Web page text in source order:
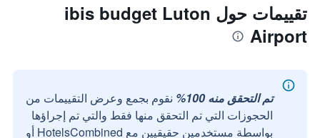
تقييمات حول ibis budget Luton
Airport
تم التحقق منه 100%
نقوم بجمع وعرض التقييمات من
الحجوزات التي تم التحقق منها فقط والتي تم إجراؤها
بواسطة مستخدمين حقيقيين مع HotelsCombined أو